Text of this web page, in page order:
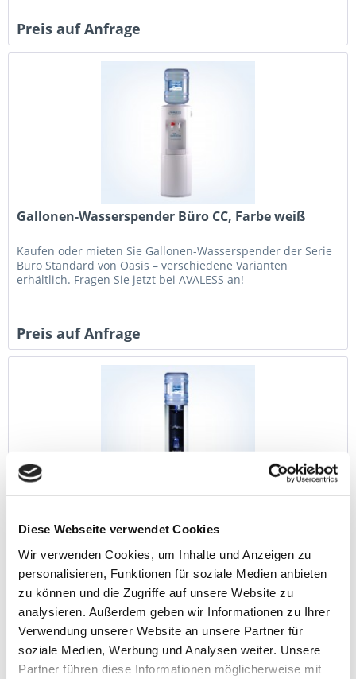
Diese Webseite verwendet Cookies
Wir verwenden Cookies, um Inhalte und Anzeigen zu
personalisieren, Funktionen für soziale Medien anbieten
zu können und die Zugriffe auf unsere Website zu
analysieren. Außerdem geben wir Informationen zu Ihrer
Verwendung unserer Website an unsere Partner für
soziale Medien, Werbung und Analysen weiter. Unsere
Partner führen diese Informationen möglicherweise mit
Preis auf Anfrage
Gallonen-Wasserspender Büro CC, Farbe weiß
Kaufen oder mieten Sie Gallonen-Wasserspender der Serie
Büro Standard von Oasis – verschiedene Varianten
erhältlich. Fragen Sie jetzt bei AVALESS an!
Preis auf Anfrage
Kaufen oder mieten Sie bei AVALESS Ihren F-Max Gallonen-
Wasserspender von Ebac in schwarz mit silbernen
Seitenteilen. Fragen Sie jetzt bei uns an!
Preis auf Anfrage